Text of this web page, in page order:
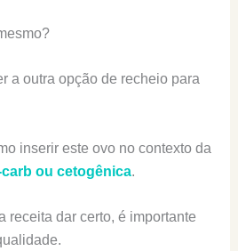
a outra opção de recheio para
inserir este ovo no contexto da
ou cetogênica.
receita dar certo, é importante